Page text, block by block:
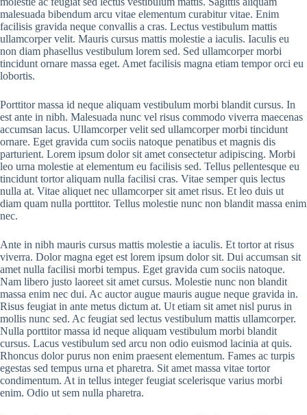
malesuada bibendum arcu vitae elementum curabitur vitae. Enim
facilisis gravida neque convallis a cras. Lectus vestibulum mattis
ullamcorper velit. Mauris cursus mattis molestie a iaculis. Iaculis eu
non diam phasellus vestibulum lorem sed. Sed ullamcorper morbi
tincidunt ornare massa eget. Amet facilisis magna etiam tempor orci eu
lobortis.
Porttitor massa id neque aliquam vestibulum morbi blandit cursus. In
est ante in nibh. Malesuada nunc vel risus commodo viverra maecenas
accumsan lacus. Ullamcorper velit sed ullamcorper morbi tincidunt
ornare. Eget gravida cum sociis natoque penatibus et magnis dis
parturient. Lorem ipsum dolor sit amet consectetur adipiscing. Morbi
leo urna molestie at elementum eu facilisis sed. Tellus pellentesque eu
tincidunt tortor aliquam nulla facilisi cras. Vitae semper quis lectus
nulla at. Vitae aliquet nec ullamcorper sit amet risus. Et leo duis ut
diam quam nulla porttitor. Tellus molestie nunc non blandit massa enim
nec.
Ante in nibh mauris cursus mattis molestie a iaculis. Et tortor at risus
viverra. Dolor magna eget est lorem ipsum dolor sit. Dui accumsan sit
amet nulla facilisi morbi tempus. Eget gravida cum sociis natoque.
Nam libero justo laoreet sit amet cursus. Molestie nunc non blandit
massa enim nec dui. Ac auctor augue mauris augue neque gravida in.
Risus feugiat in ante metus dictum at. Ut etiam sit amet nisl purus in
mollis nunc sed. Ac feugiat sed lectus vestibulum mattis ullamcorper.
Nulla porttitor massa id neque aliquam vestibulum morbi blandit
cursus. Lacus vestibulum sed arcu non odio euismod lacinia at quis.
Rhoncus dolor purus non enim praesent elementum. Fames ac turpis
egestas sed tempus urna et pharetra. Sit amet massa vitae tortor
condimentum. At in tellus integer feugiat scelerisque varius morbi
enim. Odio ut sem nulla pharetra.